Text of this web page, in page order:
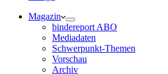
Magazin
bindereport ABO
Mediadaten
Schwerpunkt-Themen
Vorschau
Archiv